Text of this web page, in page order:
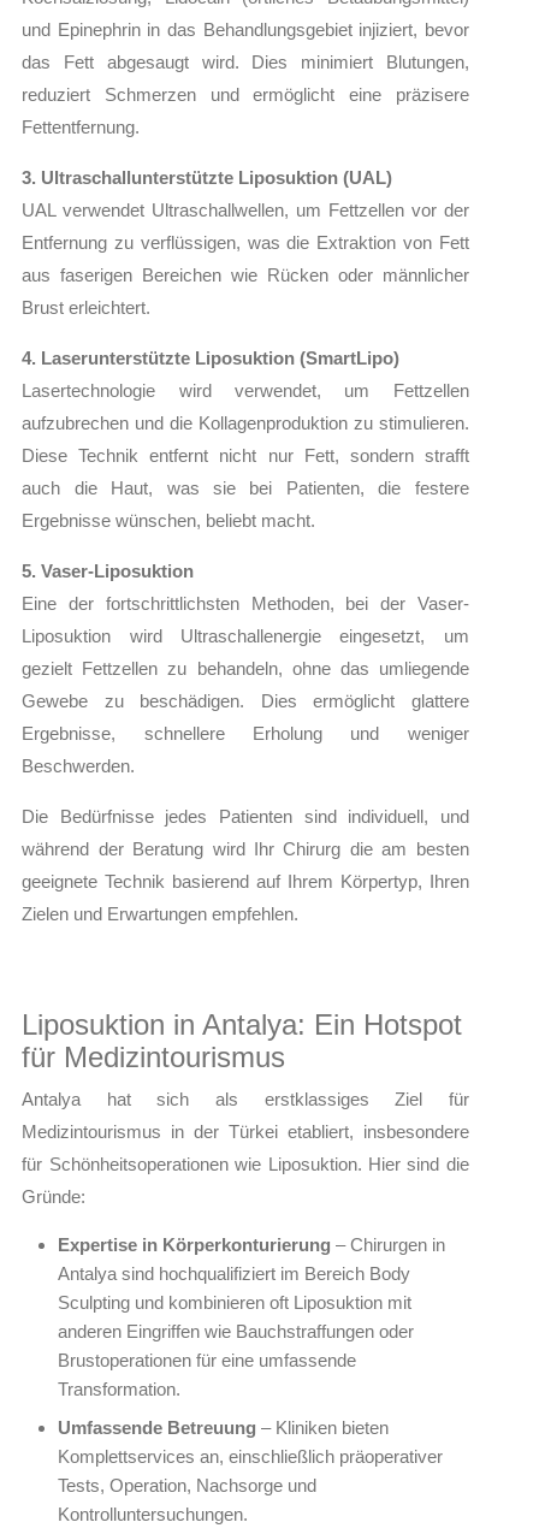
und Epinephrin in das Behandlungsgebiet injiziert, bevor
das Fett abgesaugt wird. Dies minimiert Blutungen,
reduziert Schmerzen und ermöglicht eine präzisere
Fettentfernung.
3. Ultraschallunterstützte Liposuktion (UAL)
UAL verwendet Ultraschallwellen, um Fettzellen vor der
Entfernung zu verflüssigen, was die Extraktion von Fett
aus faserigen Bereichen wie Rücken oder männlicher
Brust erleichtert.
4. Laserunterstützte Liposuktion (SmartLipo)
Lasertechnologie wird verwendet, um Fettzellen
aufzubrechen und die Kollagenproduktion zu stimulieren.
Diese Technik entfernt nicht nur Fett, sondern strafft
auch die Haut, was sie bei Patienten, die festere
Ergebnisse wünschen, beliebt macht.
5. Vaser-Liposuktion
Eine der fortschrittlichsten Methoden, bei der Vaser-
Liposuktion wird Ultraschallenergie eingesetzt, um
gezielt Fettzellen zu behandeln, ohne das umliegende
Gewebe zu beschädigen. Dies ermöglicht glattere
Ergebnisse, schnellere Erholung und weniger
Beschwerden.
Die Bedürfnisse jedes Patienten sind individuell, und
während der Beratung wird Ihr Chirurg die am besten
geeignete Technik basierend auf Ihrem Körpertyp, Ihren
Zielen und Erwartungen empfehlen.
Liposuktion in Antalya: Ein Hotspot
für Medizintourismus
Antalya hat sich als erstklassiges Ziel für
Medizintourismus in der Türkei etabliert, insbesondere
für Schönheitsoperationen wie Liposuktion. Hier sind die
Gründe:
Expertise in Körperkonturierung – Chirurgen in
Antalya sind hochqualifiziert im Bereich Body
Sculpting und kombinieren oft Liposuktion mit
anderen Eingriffen wie Bauchstraffungen oder
Brustoperationen für eine umfassende
Transformation.
Umfassende Betreuung – Kliniken bieten
Komplettservices an, einschließlich präoperativer
Tests, Operation, Nachsorge und
Kontrolluntersuchungen.